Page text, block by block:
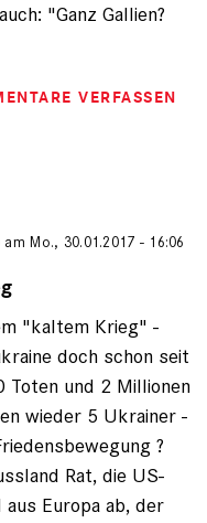
"Ganz Gallien?
VERFASSEN
am Mo., 30.01.2017 - 16:06
"kaltem Krieg" -
doch schon seit
Toten und 2 Millionen
wieder 5 Ukrainer -
?
Rat, die US-
Europa ab, der